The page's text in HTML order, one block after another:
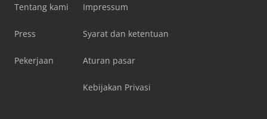
Tentang kami
Press
Pekerjaan
Impressum
Syarat dan ketentuan
Aturan pasar
Kebijakan Privasi